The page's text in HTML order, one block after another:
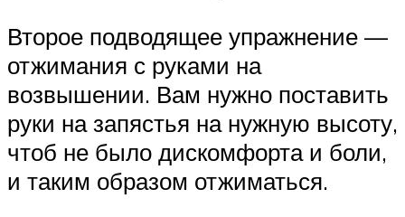
Второе подводящее упражнение —
отжимания с руками на
возвышении. Вам нужно поставить
руки на запястья на нужную высоту,
чтоб не было дискомфорта и боли,
и таким образом отжиматься.